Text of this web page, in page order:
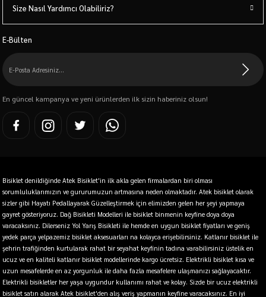
Size Nasıl Yardımcı Olabiliriz?
E-Bülten
En güncel kampanya ve yeni ürünlerden ilk sizin haberiniz olsun!
Bisiklet denildiğinde Atek Bisiklet'in ilk akla gelen firmalardan biri olması
sorumluluklarımızın ve gururumuzun artmasına neden olmaktadır. Atek bisiklet olarak
sizler gibi Hayatı Pedallayarak Güzelleştirmek için elimizden gelen her şeyi yapmaya
gayret gösteriyoruz. Dağ Bisikleti Modelleri ile bisiklet binmenin keyfine doya doya
varacaksınız. Dilerseniz Yol Yarış Bisikleti ile hemde en uygun bisiklet fiyatları ve geniş
yedek parça yelpazemiz bisiklet aksesuarları na kolayca erişebilirsiniz. Katlanır bisiklet ile
şehrin trafiğinden kurtularak rahat bir seyahat keyfinin tadına varabilirsiniz üstelik en
ucuz ve en kaliteli katlanır bisiklet modellerinde kargo ücretsiz. Elektrikli bisiklet kısa ve
uzun mesafelerde en az yorgunluk ile daha fazla mesafelere ulaşmanızı sağlayacaktır.
Elektrikli bisikletler her yaşa uygundur kullanımı rahat ve kolay. Sizde bir ucuz elektrikli
bisiklet satın alarak Atek bisiklet'den alış veriş yapmanın keyfine varacaksınız. En iyi